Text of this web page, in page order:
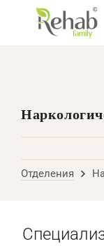
Отделения